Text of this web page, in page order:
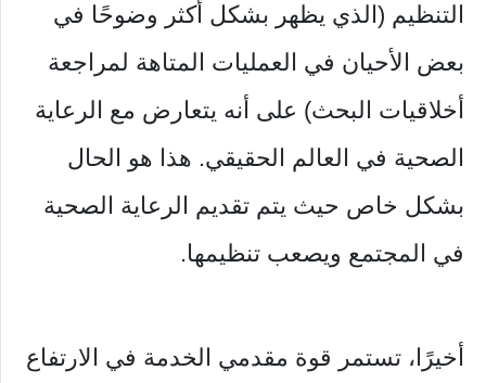
التنظيم (الذي يظهر بشكل أكثر وضوحًا في
بعض الأحيان في العمليات المتاهة لمراجعة
أخلاقيات البحث) على أنه يتعارض مع الرعاية
الصحية في العالم الحقيقي. هذا هو الحال
بشكل خاص حيث يتم تقديم الرعاية الصحية
في المجتمع ويصعب تنظيمها.
أخيرًا، تستمر قوة مقدمي الخدمة في الارتفاع